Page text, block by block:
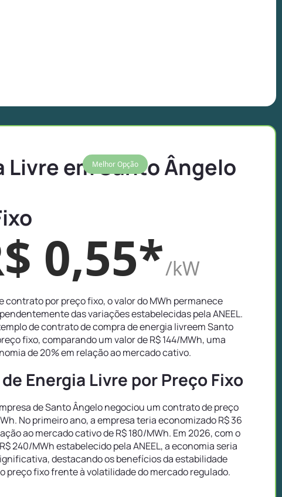
Melhor Opção
Livre em Santo Ângelo
0,55*/kW
contrato por preço fixo, o valor do MWh permanece
das variações estabelecidas pela ANEEL.
de contrato de compra de energia livreem Santo
fixo, comparando um valor de R$ 144/MWh, uma
de 20% em relação ao mercado cativo.
Energia Livre por Preço Fixo
de Santo Ângelo negociou um contrato de preço
No primeiro ano, a empresa teria economizado R$ 36
ao mercado cativo de R$ 180/MWh. Em 2026, com o
240/MWh estabelecido pela ANEEL, a economia seria
destacando os benefícios da estabilidade
preço fixo frente à volatilidade do mercado regulado.